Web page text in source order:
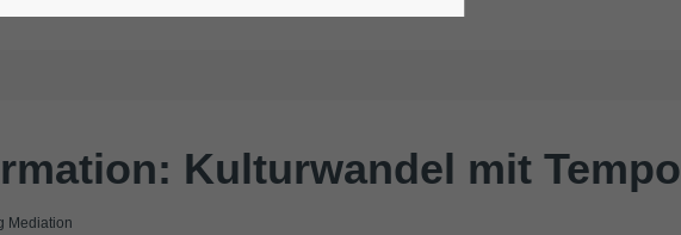
Kulturwandel mit Tempo
Mediation